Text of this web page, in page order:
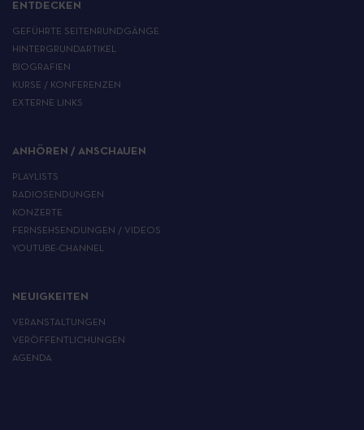
ENTDECKEN
GEFÜHRTE SEITENRUNDGÄNGE
HINTERGRUNDARTIKEL
BIOGRAFIEN
KURSE / KONFERENZEN
EXTERNE LINKS
ANHÖREN / ANSCHAUEN
PLAYLISTS
RADIOSENDUNGEN
KONZERTE
FERNSEHSENDUNGEN / VIDEOS
YOUTUBE-CHANNEL
NEUIGKEITEN
VERANSTALTUNGEN
VERÖFFENTLICHUNGEN
AGENDA